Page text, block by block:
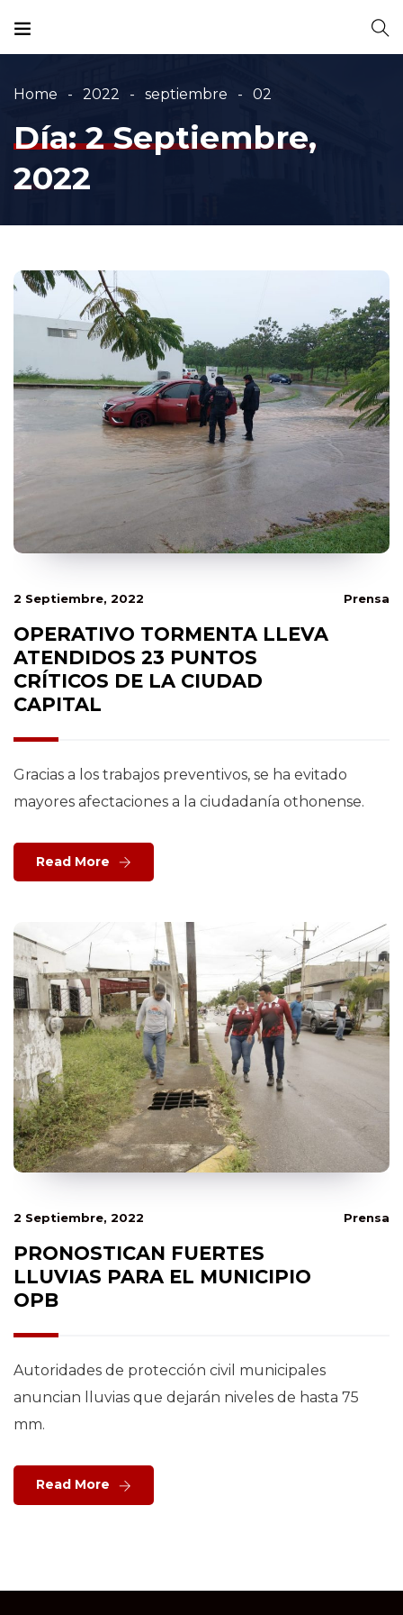
Home 2022 septiembre 02
Día:2 Septiembre,
2022
2 Septiembre, 2022 Prensa
OPERATIVO TORMENTA LLEVA
ATENDIDOS 23 PUNTOS
CRÍTICOS DE LA CIUDAD
CAPITAL
Gracias a los trabajos preventivos, se ha evitado
mayores afectaciones a la ciudadanía othonense.
Read More
2 Septiembre, 2022 Prensa
PRONOSTICAN FUERTES
LLUVIAS PARA EL MUNICIPIO
OPB
Autoridades de protección civil municipales
anuncian lluvias que dejarán niveles de hasta 75
mm.
Read More